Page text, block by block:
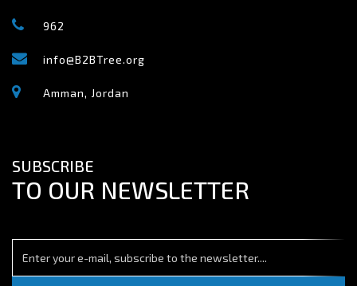
962
info@B2BTree.org
Amman, Jordan
SUBSCRIBE
TO OUR NEWSLETTER